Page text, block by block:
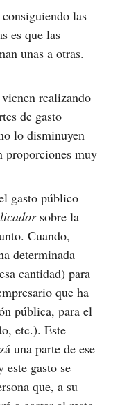
las
es que las
unas a otras.
realizando
de gasto
lo disminuyen
proporciones muy
gasto público
sobre la
Cuando,
determinada
cantidad) para
que ha
pública, para el
etc.). Este
una parte de ese
este gasto se
que, a su